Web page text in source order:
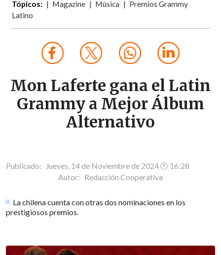
Tópicos: Magazine Música
Premios Grammy
Latino
Mon Laferte gana el Latin
Grammy a Mejor Álbum
Alternativo
Publicado: Jueves, 14 de Noviembre de 2024 🕐 16:28
Autor: Redacción Cooperativa
La chilena cuenta con otras dos nominaciones en los
prestigiosos premios.